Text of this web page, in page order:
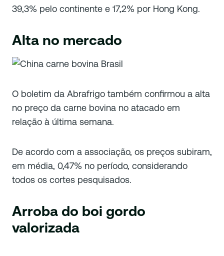
39,3% pelo continente e 17,2% por Hong Kong.
Alta no mercado
O boletim da Abrafrigo também confirmou a alta
no preço da carne bovina no atacado em
relação à última semana.
De acordo com a associação, os preços subiram,
em média, 0,47% no período, considerando
todos os cortes pesquisados.
Arroba do boi gordo
valorizada